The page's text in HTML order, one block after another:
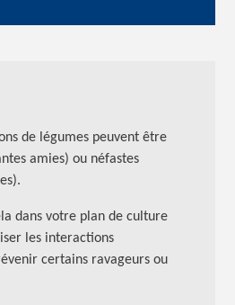
de légumes peuvent être
amies) ou néfastes
dans votre plan de culture
les interactions
certains ravageurs ou